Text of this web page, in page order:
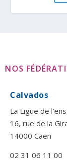
NOS
Calvados
La Ligue de
16, rue de la
14000 Caen
02 31 06 11 00